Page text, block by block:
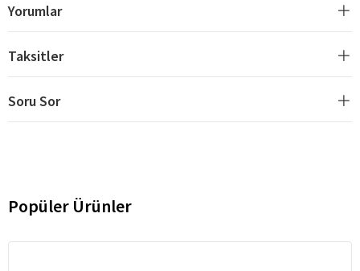
Yorumlar
Taksitler
Soru Sor
Popüler Ürünler